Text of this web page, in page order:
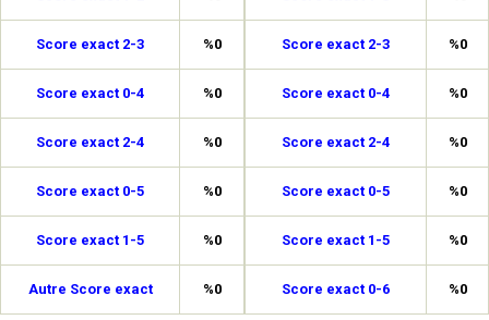
Score exact 2-3 %0
Score exact 0-4 %0
Score exact 2-4 %0
Score exact 0-5 %0
Score exact 1-5 %0
Autre Score exact %0
Score exact 2-3 %0
Score exact 0-4 %0
Score exact 2-4 %0
Score exact 0-5 %0
Score exact 1-5 %0
Score exact 0-6 %0